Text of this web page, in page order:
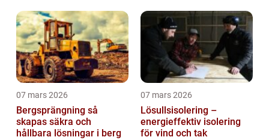
07 mars 2026
Bergsprängning så
skapas säkra och
hållbara lösningar i berg
07 mars 2026
Lösullsisolering –
energieffektiv isolering
för vind och tak